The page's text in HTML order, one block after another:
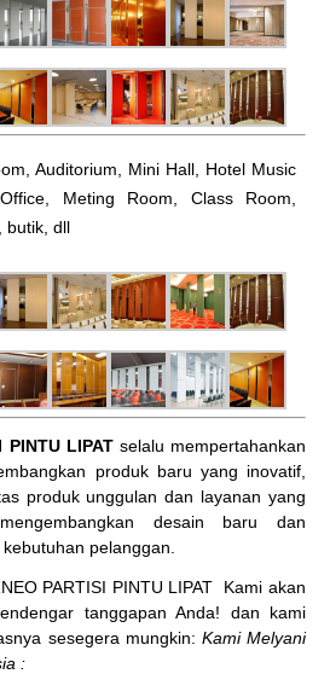
Auditorium, Mini Hall, Hotel Music
Meting Room, Class Room,
butik, dll
PINTU LIPATselalu mempertahankan
produk baru yang inovatif,
produk unggulan dan layanan yang
desain baru dan
pelanggan.
PARTISI PINTU LIPAT
Kami akan
tanggapan Anda! dan kami
sesegera mungkin: Kami Melyani
: